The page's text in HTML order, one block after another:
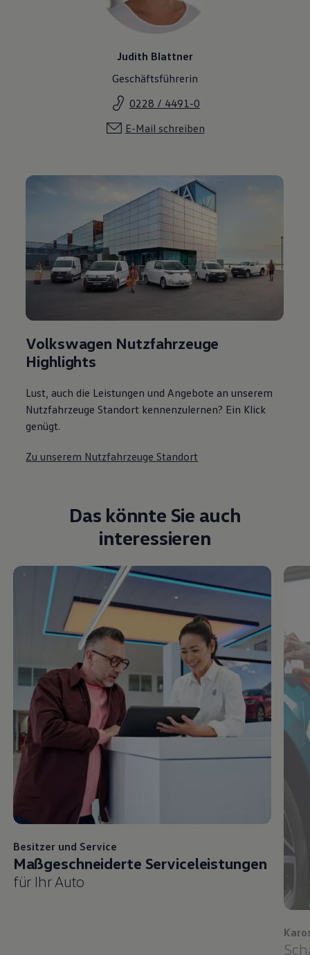
Judith Blattner
Geschäftsführerin
0228 / 4491-0
E-Mail schreiben
Volkswagen Nutzfahrzeuge
Highlights
Lust, auch die Leistungen und Angebote an unserem
Nutzfahrzeuge Standort kennenzulernen? Ein Klick
genügt.
Zu unserem Nutzfahrzeuge Standort
Das könnte Sie auch
interessieren
Besitzer und Service
Maßgeschneiderte Serviceleistungen
für Ihr Auto